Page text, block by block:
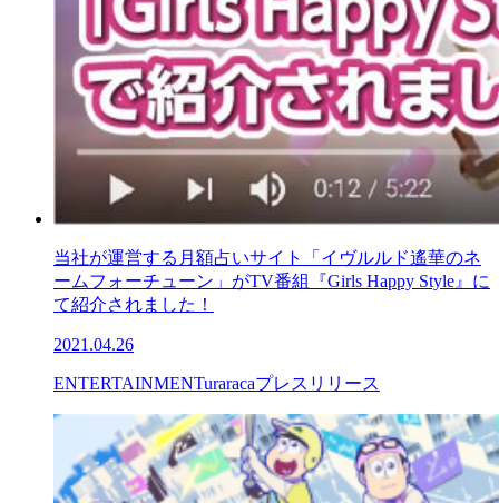
当社が運営する月額占いサイト「イヴルルド遙華のネ
ームフォーチューン」がTV番組『Girls Happy Style』に
て紹介されました！
2021.04.26
ENTERTAINMENTuraracaプレスリリース